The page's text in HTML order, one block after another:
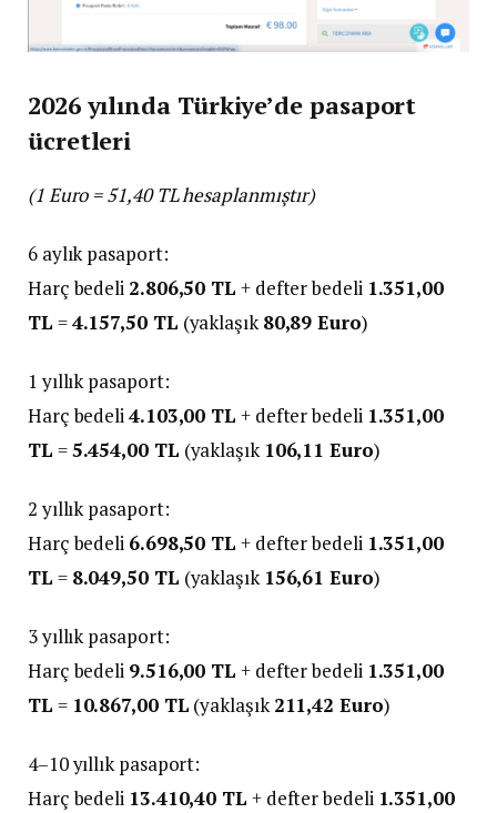
2026 yılında Türkiye’de pasaport
ücretleri
(1 Euro = 51,40 TL hesaplanmıştır)
6 aylık pasaport:
Harç bedeli 2.806,50 TL + defter bedeli 1.351,00
TL =4.157,50 TL (yaklaşık80,89 Euro)
1 yıllık pasaport:
Harç bedeli4.103,00 TL + defter bedeli 1.351,00
TL =5.454,00 TL (yaklaşık 106,11 Euro)
2 yıllık pasaport:
Harç bedeli 6.698,50 TL + defter bedeli 1.351,00
TL = 8.049,50 TL (yaklaşık 156,61 Euro)
3 yıllık pasaport:
Harç bedeli 9.516,00 TL + defter bedeli 1.351,00
TL = 10.867,00 TL (yaklaşık211,42 Euro)
4–10 yıllık pasaport:
Harç bedeli 13.410,40 TL + defter bedeli 1.351,00